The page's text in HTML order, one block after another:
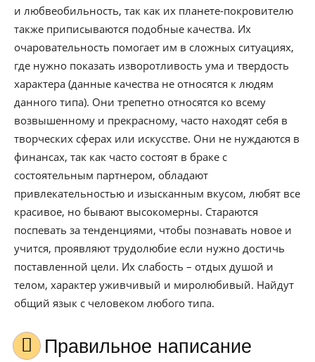
и любвеобильность, так как их планете-покровителю
также приписываются подобные качества. Их
очаровательность помогает им в сложных ситуациях,
где нужно показать изворотливость ума и твердость
характера (данные качества не относятся к людям
данного типа). Они трепетно относятся ко всему
возвышенному и прекрасному, часто находят себя в
творческих сферах или искусстве. Они не нуждаются в
финансах, так как часто состоят в браке с
состоятельным партнером, обладают
привлекательностью и изысканным вкусом, любят все
красивое, но бывают высокомерны. Стараются
поспевать за тенденциями, чтобы познавать новое и
учится, проявляют трудолюбие если нужно достичь
поставленной цели. Их слабость – отдых душой и
телом, характер уживчивый и миролюбивый. Найдут
общий язык с человеком любого типа.
Правильное написание